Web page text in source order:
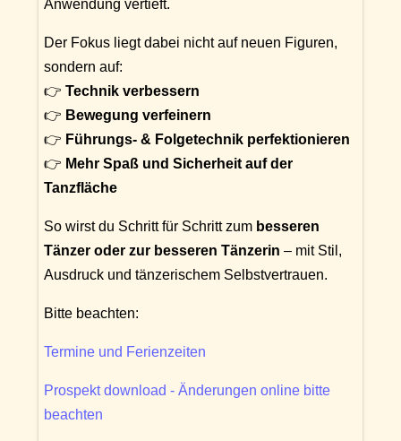
Anwendung vertieft.
Der Fokus liegt dabei nicht auf neuen Figuren,
sondern auf:
👉 Technik verbessern
👉 Bewegung verfeinern
👉 Führungs- & Folgetechnik perfektionieren
👉 Mehr Spaß und Sicherheit auf der
Tanzfläche
So wirst du Schritt für Schritt zum besseren
Tänzer oder zur besseren Tänzerin – mit Stil,
Ausdruck und tänzerischem Selbstvertrauen.
Bitte beachten:
Termine und Ferienzeiten
Prospekt download - Änderungen online bitte
beachten